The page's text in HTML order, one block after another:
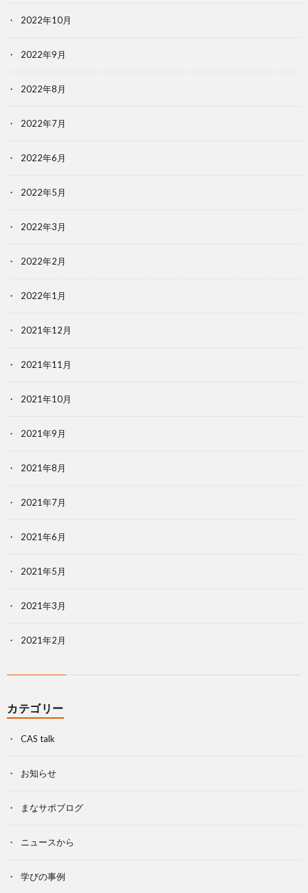
2022年10月
2022年9月
2022年8月
2022年7月
2022年6月
2022年5月
2022年3月
2022年2月
2022年1月
2021年12月
2021年11月
2021年10月
2021年9月
2021年8月
2021年7月
2021年6月
2021年5月
2021年3月
2021年2月
カテゴリー
CAS talk
お知らせ
まなサポブログ
ニュースから
学びの事例